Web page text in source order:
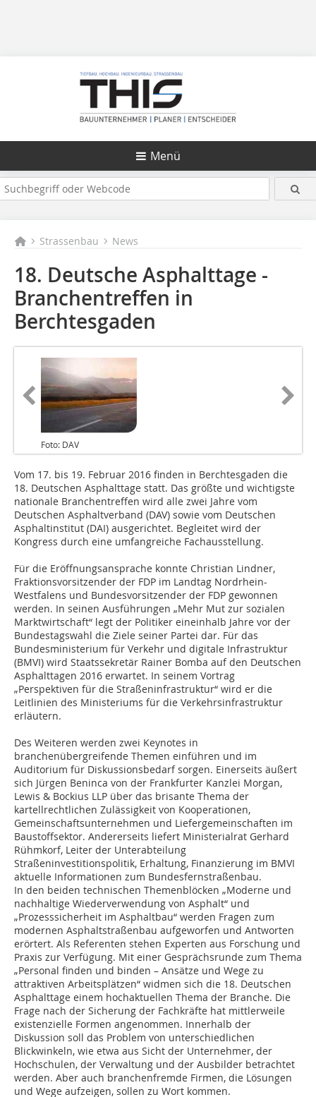
Menü
Strassenbau News
18. Deutsche Asphalttage -
Branchentreffen in
Berchtesgaden
Foto: DAV
Vom 17. bis 19. Februar 2016 finden in Berchtesgaden die
18. Deutschen Asphalttage statt. Das größte und wichtigste
nationale Branchentreffen wird alle zwei Jahre vom
Deutschen Asphaltverband (DAV) sowie vom Deutschen
Asphaltinstitut (DAI) ausgerichtet. Begleitet wird der
Kongress durch eine umfangreiche Fachausstellung.
Für die Eröffnungsansprache konnte Christian Lindner,
Fraktionsvorsitzender der FDP im Landtag Nordrhein-
Westfalens und Bundesvorsitzender der FDP gewonnen
werden. In seinen Ausführungen „Mehr Mut zur sozialen
Marktwirtschaft“ legt der Politiker eineinhalb Jahre vor der
Bundestagswahl die Ziele seiner Partei dar. Für das
Bundesministerium für Verkehr und digitale Infrastruktur
(BMVI) wird Staatssekretär Rainer Bomba auf den Deutschen
Asphalttagen 2016 erwartet. In seinem Vortrag
„Perspektiven für die Straßeninfrastruktur“ wird er die
Leitlinien des Ministeriums für die Verkehrsinfrastruktur
erläutern.
Des Weiteren werden zwei Keynotes in
branchenübergreifende Themen einführen und im
Auditorium für Diskussionsbedarf sorgen. Einerseits äußert
sich Jürgen Beninca von der Frankfurter Kanzlei Morgan,
Lewis & Bockius LLP über das brisante Thema der
kartellrechtlichen Zulässigkeit von Kooperationen,
Gemeinschaftsunternehmen und Liefergemeinschaften im
Baustoffsektor. Andererseits liefert Ministerialrat Gerhard
Rühmkorf, Leiter der Unterabteilung
Straßeninvestitionspolitik, Erhaltung, Finanzierung im BMVI
aktuelle Informationen zum Bundesfernstraßenbau.
In den beiden technischen Themenblöcken „Moderne und
nachhaltige Wiederverwendung von Asphalt“ und
„Prozesssicherheit im Asphaltbau“ werden Fragen zum
modernen Asphaltstraßenbau aufgeworfen und Antworten
erörtert. Als Referenten stehen Experten aus Forschung und
Praxis zur Verfügung. Mit einer Gesprächsrunde zum Thema
„Personal finden und binden – Ansätze und Wege zu
attraktiven Arbeitsplätzen“ widmen sich die 18. Deutschen
Asphalttage einem hochaktuellen Thema der Branche. Die
Frage nach der Sicherung der Fachkräfte hat mittlerweile
existenzielle Formen angenommen. Innerhalb der
Diskussion soll das Problem von unterschiedlichen
Blickwinkeln, wie etwa aus Sicht der Unternehmer, der
Hochschulen, der Verwaltung und der Ausbilder betrachtet
werden. Aber auch branchenfremde Firmen, die Lösungen
und Wege aufzeigen, sollen zu Wort kommen.